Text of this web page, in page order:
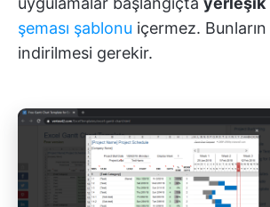
şeması şablonu içermez. Bunların
indirilmesi gerekir.